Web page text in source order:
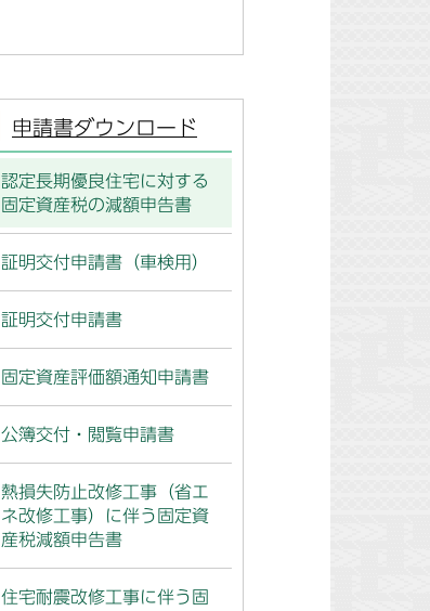
申請書ダウンロード
認定長期優良住宅に対する
固定資産税の減額申告書
証明交付申請書（車検用）
証明交付申請書
固定資産評価額通知申請書
公簿交付・閲覧申請書
熱損失防止改修工事（省エ
ネ改修工事）に伴う固定資
産税減額申告書
住宅耐震改修工事に伴う固